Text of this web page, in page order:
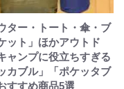
ター・トート・傘・ブ
ット」ほかアウトド
ャンプに役立ちすぎる
カブル」「ポケッタブ
すすめ商品5選